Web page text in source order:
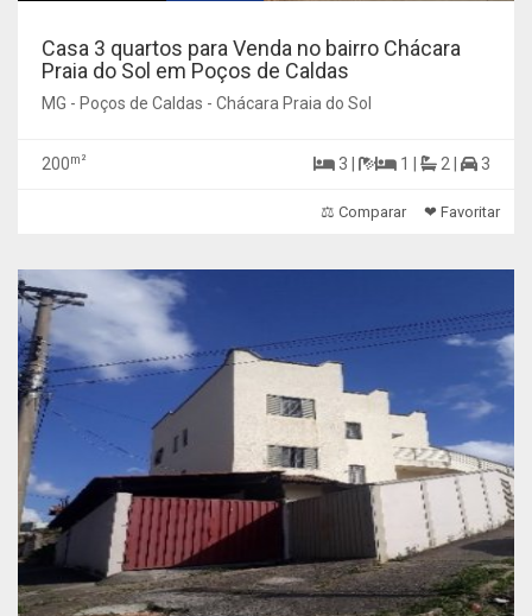
Casa 3 quartos para Venda no bairro Chácara
Praia do Sol em Poços de Caldas
MG - Poços de Caldas - Chácara Praia do Sol
200m² 3 | 1 | 2 | 3
⚖ Comparar ❤ Favoritar